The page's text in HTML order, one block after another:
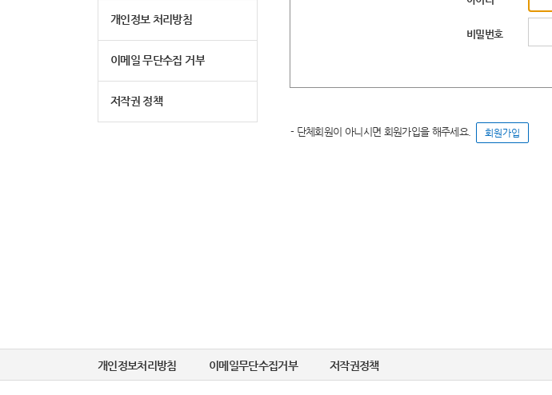
개인정보 처리방침
이메일 무단수집 거부
저작권 정책
비밀번호
- 단체회원이 아니시면 회원가입을 해주세요.
개인정보처리방침 이메일무단수집거부 저작권정책